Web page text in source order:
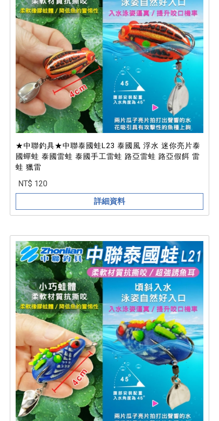
★中聯釣具★中聯泰國蛙L23 泰國風 浮水 迷你亮片泰
國蟬蛙 泰國雷蛙 泰國手工雷蛙 路亞雷蛙 路亞假餌 雷
蛙 獵雷
NT$ 120
詳細資料